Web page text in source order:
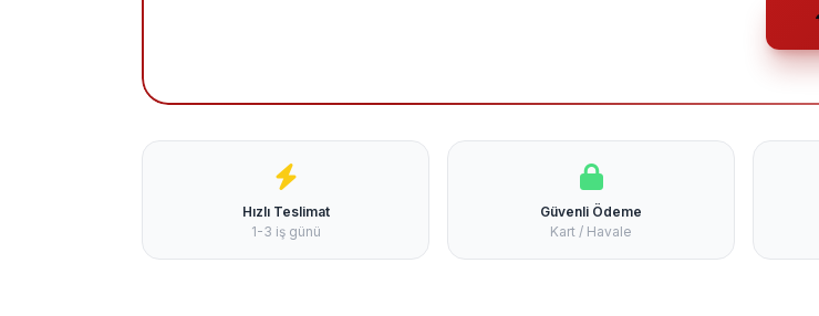
Hızlı Teslimat
1-3 iş günü
Güvenli Ödeme
Kart / Havale